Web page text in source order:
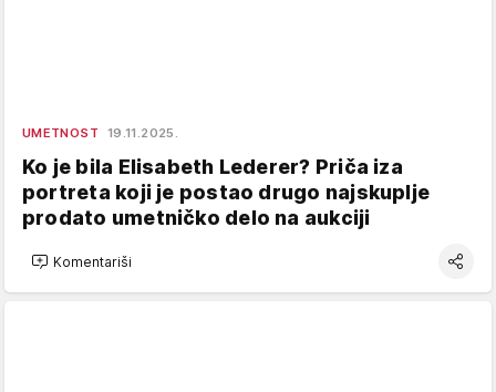
UMETNOST 19.11.2025.
Ko je bila Elisabeth Lederer? Priča iza
portreta koji je postao drugo najskuplje
prodato umetničko delo na aukciji
Komentariši